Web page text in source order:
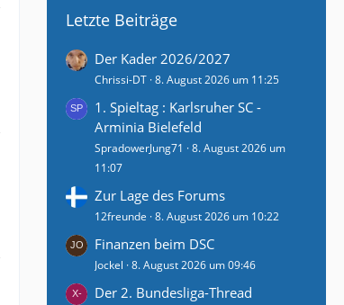
Letzte Beiträge
Der Kader 2026/2027
Chrissi-DT 8. August 2026 um 11:25
1. Spieltag : Karlsruher SC -
Arminia Bielefeld
SpradowerJung71
8. August 2026 um
11:07
Zur Lage des Forums
12freunde 8. August 2026 um 10:22
Finanzen beim DSC
Jockel 8. August 2026 um 09:46
Der 2. Bundesliga-Thread